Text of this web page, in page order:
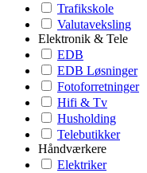
Trafikskole
Valutaveksling
Elektronik & Tele
EDB
EDB Løsninger
Fotoforretninger
Hifi & Tv
Husholding
Telebutikker
Håndværkere
Elektriker